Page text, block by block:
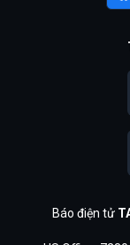
Báo điện tử